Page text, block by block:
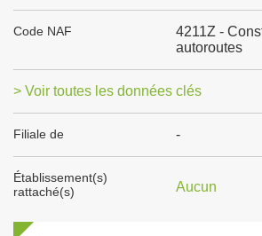
Code NAF
4211Z -
autoroutes
> Voir toutes les données clés
Filiale de -
Établissement(s)
rattaché(s)
Aucun